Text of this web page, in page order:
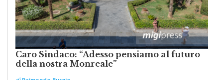
Caro Sindaco: “Adesso pensiamo al futuro
della nostra Monreale”